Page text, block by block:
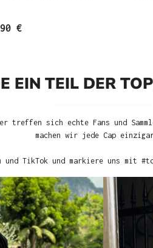
€
EIN TEIL DER
treffen sich echte Fans und
machen wir jede Cap
und TikTok und markiere uns mit